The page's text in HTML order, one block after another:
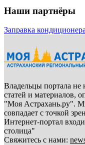
Наши партнёры
Заправка
Владельцы портала не
статей и материалов,
"Моя Астрахань.ру".
совпадает с точкой
Интернет-портал
столица"
Свяжитесь с нами: